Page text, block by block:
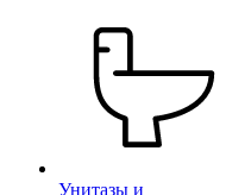
Унитазы и